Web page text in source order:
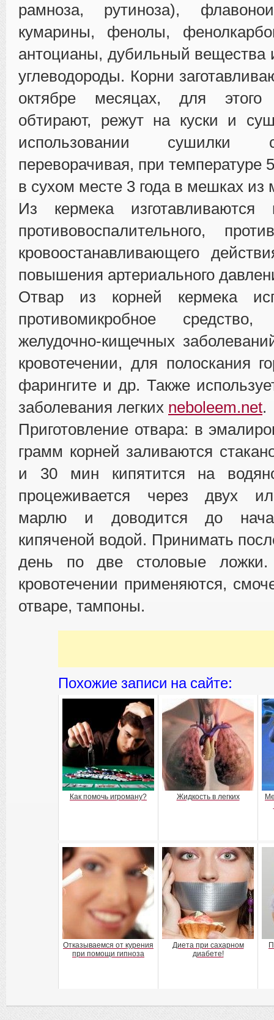
рамноза, рутиноза),
кумарины, фенолы,
антоцианы, дубильный вещества
углеводороды. Корни
октябре месяцах, для
обтирают, режут на куски и
использовании сушилки
переворачивая, при температуре
в сухом месте 3 года в мешках из
Из кермека изготавливаются
противовоспалительного,
кровоостанавливающего
повышения артериального
Отвар из корней кермека
противомикробное
желудочно-кищечных
кровотечении, для полоскания
фарингите и др. Также
заболевания легких neboleem.net.
Приготовление отвара: в
грамм корней заливаются
и 30 мин кипятится на
процеживается через двух
марлю и доводится до
кипяченой водой. Принимать
день по две столовые
кровотечении применяются,
отваре, тампоны.
Похожие записи на сайте:
Как помочь игроману? Жидкость в легких
Отказываемся от курения
при помощи гипноза
Диета при сахарном
диабете!